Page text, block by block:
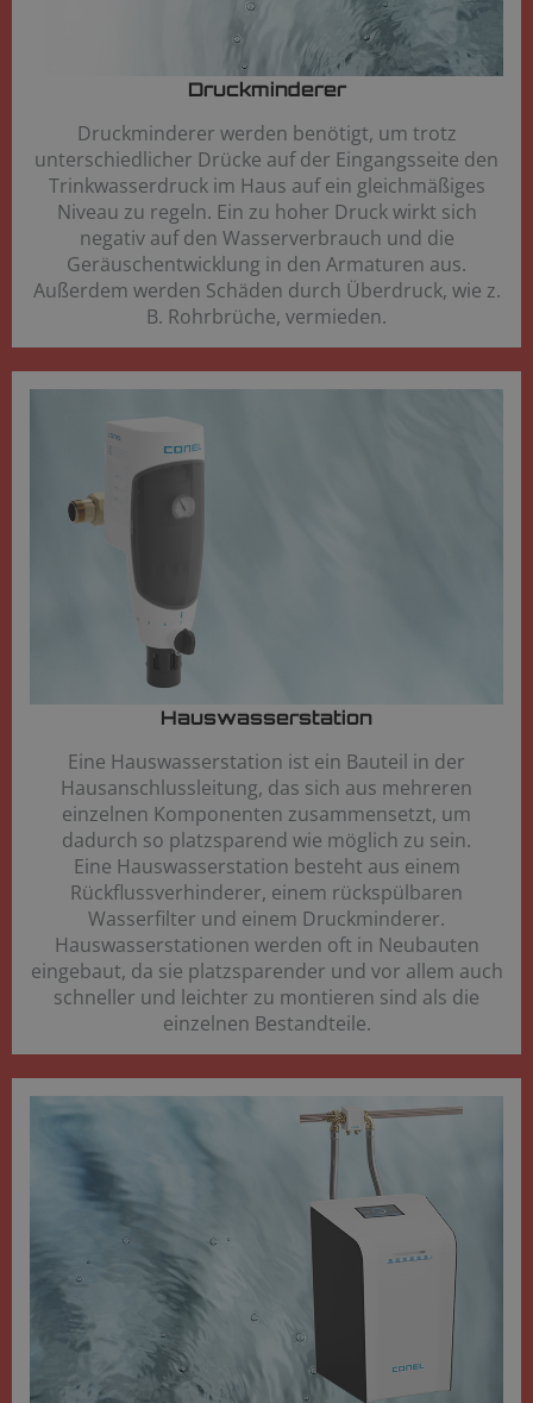
Druckminderer​
Druckminderer werden benötigt, um trotz
unterschiedlicher Drücke auf der Eingangsseite den
Trinkwasserdruck im Haus auf ein gleichmäßiges
Niveau zu regeln. Ein zu hoher Druck wirkt sich
negativ auf den Wasserverbrauch und die
Geräuschentwicklung in den Armaturen aus.
Außerdem werden Schäden durch Überdruck, wie z.
B. Rohrbrüche, vermieden.
Hauswasserstation
Eine Hauswasserstation ist ein Bauteil in der
Hausanschlussleitung, das sich aus mehreren
einzelnen Komponenten zusammensetzt, um
dadurch so platzsparend wie möglich zu sein.
Eine Hauswasserstation besteht aus einem
Rückflussverhinderer, einem rückspülbaren
Wasserfilter und einem Druckminderer.
Hauswasserstationen werden oft in Neubauten
eingebaut, da sie platzsparender und vor allem auch
schneller und leichter zu montieren sind als die
einzelnen Bestandteile.